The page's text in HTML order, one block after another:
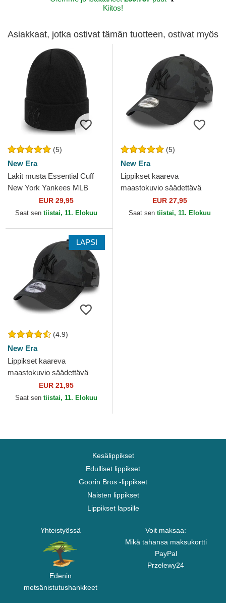
Kiitos!
Asiakkaat, jotka ostivat tämän tuotteen, ostivat myös
(5)
New Era
Lakit musta Essential Cuff
New York Yankees MLB
EUR 29,95
Saat sen tiistai, 11. Elokuu
(5)
New Era
Lippikset kaareva
maastokuvio säädettävä
nauha 9FORTY League
Essential New York Yankees
EUR 27,95
Saat sen tiistai, 11. Elokuu
LAPSI
(4.9)
New Era
Lippikset kaareva
maastokuvio säädettävä
nauha lapsille 9FORTY
League Essential New York
EUR 21,95
Saat sen tiistai, 11. Elokuu
Kesälippikset
Edulliset lippikset
Goorin Bros -lippikset
Naisten lippikset
Lippikset lapsille
Yhteistyössä
Edenin
metsänistutushankkeet
Voit maksaa:
Mikä tahansa maksukortti
PayPal
Przelewy24